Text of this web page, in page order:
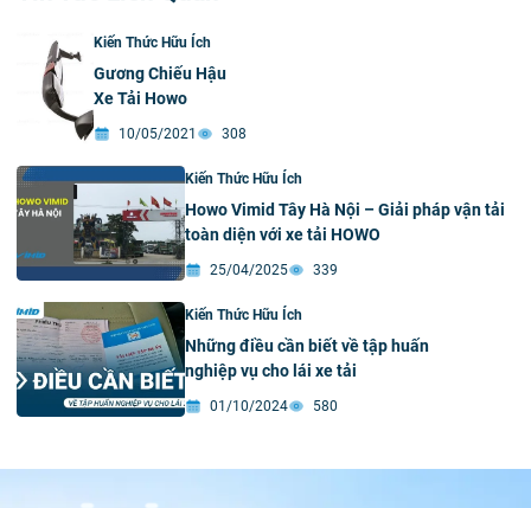
Kiến Thức Hữu Ích
Gương Chiếu Hậu
Xe Tải Howo
10/05/2021 308
Kiến Thức Hữu Ích
Howo Vimid Tây Hà Nội – Giải pháp vận tải
toàn diện với xe tải HOWO
25/04/2025 339
Kiến Thức Hữu Ích
Những điều cần biết về tập huấn
nghiệp vụ cho lái xe tải
01/10/2024 580